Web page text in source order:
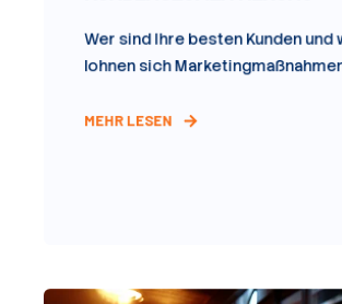
Wer sind Ihre besten Kunden und
lohnen sich
MEHR LESEN